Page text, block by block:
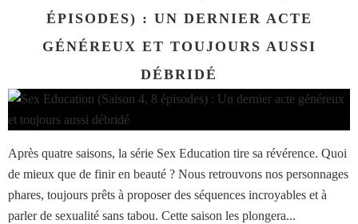
ÉPISODES) : UN DERNIER ACTE
GÉNÉREUX ET TOUJOURS AUSSI
DÉBRIDÉ
Après quatre saisons, la série Sex Education tire sa révérence. Quoi
de mieux que de finir en beauté ? Nous retrouvons nos personnages
phares, toujours prêts à proposer des séquences incroyables et à
parler de sexualité sans tabou. Cette saison les plongera...